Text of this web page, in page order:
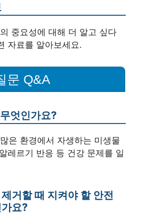
중요성에 대해 더 알고 싶다
자료를 알아보세요.
문 Q&A
엇인가요?
은 환경에서 자생하는 미생물
레르기 반응 등 건강 문제를 일
거할 때 지켜야 할 안전
요?